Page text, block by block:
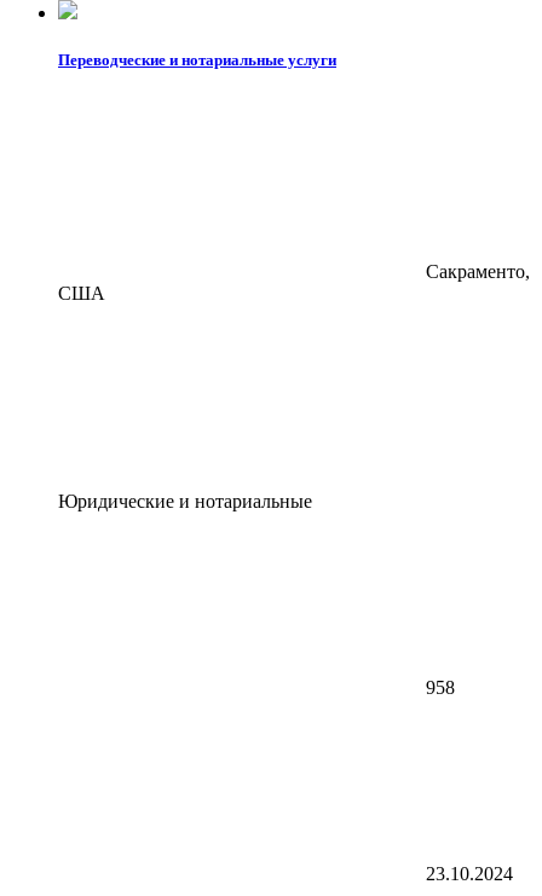
Переводческие и нотариальные услуги
Сакраменто,
США
Юридические и нотариальные
958
23.10.2024